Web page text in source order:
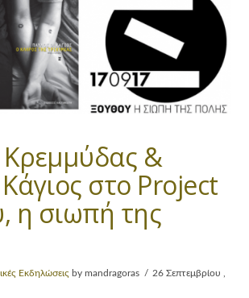
&
στο Project
η σιωπή της
Εκδηλώσεις by mandragoras
26 Σεπτεμβρίου ,